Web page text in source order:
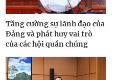
Tăng cường sự lãnh đạo của
Đảng và phát huy vai trò
của các hội quần chúng